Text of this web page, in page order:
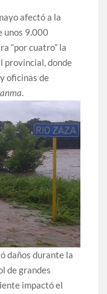
afectó a la
unos 9.000
“por cuatro” la
provincial, donde
oficinas de
.
daños durante la
de grandes
impactó el